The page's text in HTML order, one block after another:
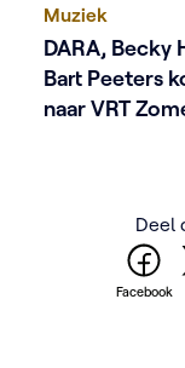
Muziek
DARA, Becky
Bart Peeters
naar VRT
Deel
Facebook